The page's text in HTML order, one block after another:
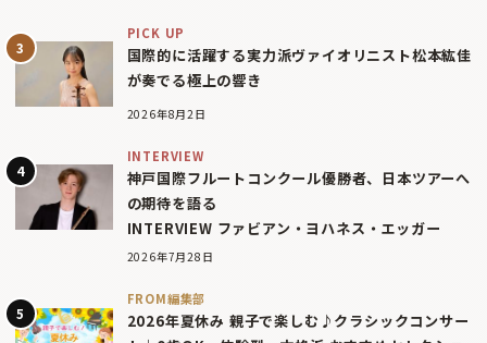
PICK UP
国際的に活躍する実力派ヴァイオリニスト松本紘佳
が奏でる極上の響き
2026年8月2日
INTERVIEW
神戸国際フルートコンクール優勝者、日本ツアーへ
の期待を語る
INTERVIEW ファビアン・ヨハネス・エッガー
2026年7月28日
FROM編集部
2026年夏休み 親子で楽しむ♪クラシックコンサー